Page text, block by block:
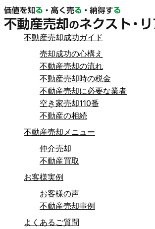
不動産売却成功ガイド
売却成功の心構え
不動産売却の流れ
不動産売却時の税金
不動産売却に必要な業者
空き家売却110番
不動産の相続
不動産売却メニュー
仲介売却
不動産買取
お客様実例
お客様の声
不動産売却事例
よくあるご質問